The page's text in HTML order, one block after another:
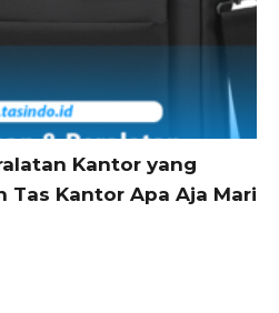
Kantor yang
Tas Kantor Apa Aja Mari